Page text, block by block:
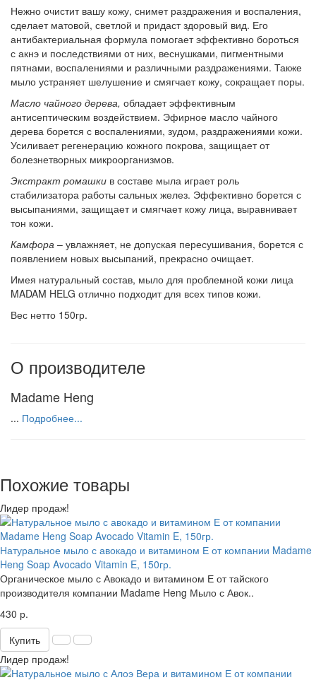
Нежно очистит вашу кожу, снимет раздражения и воспаления,
сделает матовой, светлой и придаст здоровый вид. Его
антибактериальная формула помогает эффективно бороться
с акнэ и последствиями от них, веснушками, пигментными
пятнами, воспалениями и различными раздражениями. Также
мыло устраняет шелушение и смягчает кожу, сокращает поры.
Масло чайного дерева, обладает эффективным
антисептическим воздействием. Эфирное масло чайного
дерева борется с воспалениями, зудом, раздражениями кожи.
Усиливает регенерацию кожного покрова, защищает от
болезнетворных микроорганизмов.
Экстракт ромашки в составе мыла играет роль
стабилизатора работы сальных желез. Эффективно борется с
высыпаниями, защищает и смягчает кожу лица, выравнивает
тон кожи.
Камфора – увлажняет, не допуская пересушивания, борется с
появлением новых высыпаний, прекрасно очищает.
Имея натуральный состав, мыло для проблемной кожи лица
MADAM HELG отлично подходит для всех типов кожи.
Вес нетто 150гр.
О производителе
Madame Heng
... Подробнее...
Похожие товары
Лидер продаж!
Натуральное мыло с авокадо и витамином Е от компании Madame
Heng Soap Avocado Vitamin E, 150гр.
Органическое мыло с Авокадо и витамином Е от тайского
производителя компании Madame Heng Мыло с Авок..
430 р.
Купить
Лидер продаж!